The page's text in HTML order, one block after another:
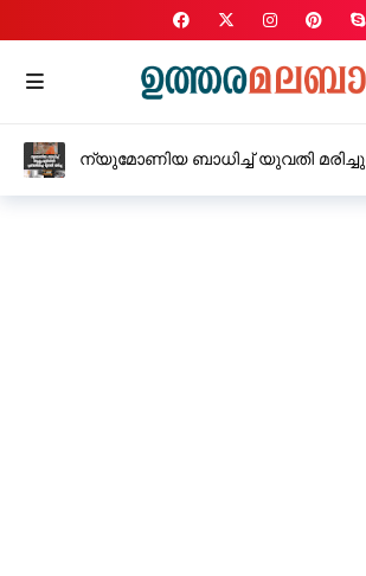
ന്യുമോണിയ ബാധിച്ച് യുവതി മരിച്ചു